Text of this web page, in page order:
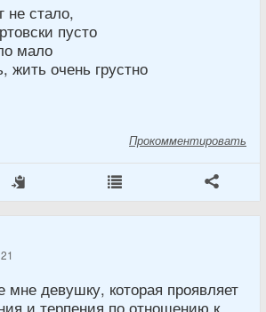
не стало,
пусто
мало
жить очень грустно
Прокомментировать
мне девушку, которая проявляет
и терпения по отношению к